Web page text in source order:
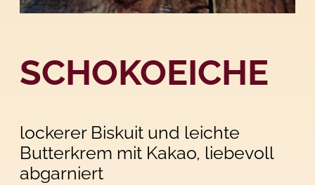
SCHOKOEICHE
lockerer Biskuit und leichte
Butterkrem mit Kakao, liebevoll
abgarniert